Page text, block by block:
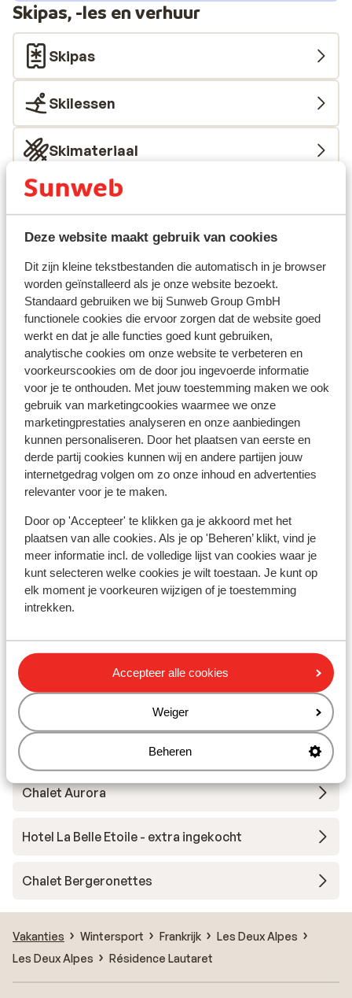
Deze website maakt gebruik van cookies
Dit zijn kleine tekstbestanden die automatisch in je browser
worden geïnstalleerd als je onze website bezoekt.
Standaard gebruiken we bij Sunweb Group GmbH
functionele cookies die ervoor zorgen dat de website goed
werkt en dat je alle functies goed kunt gebruiken,
analytische cookies om onze website te verbeteren en
voorkeurscookies om de door jou ingevoerde informatie
voor je te onthouden. Met jouw toestemming maken we ook
gebruik van marketingcookies waarmee we onze
marketingprestaties analyseren en onze aanbiedingen
kunnen personaliseren. Door het plaatsen van eerste en
derde partij cookies kunnen wij en andere partijen jouw
internetgedrag volgen om zo onze inhoud en advertenties
relevanter voor je te maken.
Door op 'Accepteer' te klikken ga je akkoord met het
plaatsen van alle cookies. Als je op 'Beheren’ klikt, vind je
meer informatie incl. de volledige lijst van cookies waar je
kunt selecteren welke cookies je wilt toestaan. Je kunt op
elk moment je voorkeuren wijzigen of je toestemming
intrekken.
Accepteer alle cookies
Weiger
Beheren
Skipas, -les en verhuur
Skipas
Skilessen
Skimateriaal
Andere accommodaties in Les Deux
Hotel Serre Palas
Résidence Neige et Soleil
Résidence l'Alpeggio
Chalet Grizzly
Base Camp Lodge Les Deux Alpes
Hôtel Belambra L’Orée des Pistes
Chalet Sandy
Hotel Chamois Lodge
The People Les 2 Alpes
Hôtel Les Mélèzes
Chalet Les Arolles
Chalet Aurora
Hotel La Belle Etoile - extra ingekocht
Chalet Bergeronettes
Vakanties Wintersport Frankrijk
Les Deux Alpes
Les Deux Alpes
Résidence Lautaret